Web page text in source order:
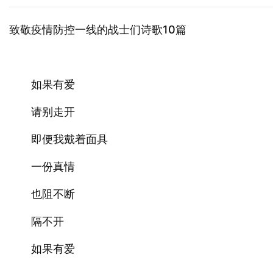
致敬疫情防控一线的战士们诗歌10篇
如果有爱
请别走开
即便我戴着面具
一份真情
也阻不断
隔不开
如果有爱